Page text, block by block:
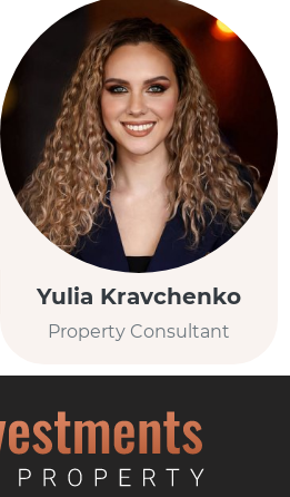
Yulia Kravchenko
Property Consultant